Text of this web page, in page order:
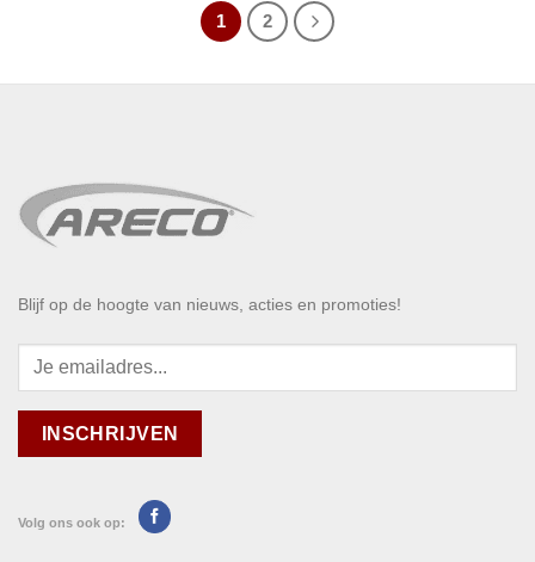
1 2
Blijf op de hoogte van nieuws, acties en promoties!
Volg ons ook op: